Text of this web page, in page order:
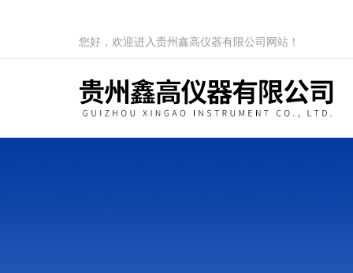
您好，欢迎进入贵州鑫高仪器有限公司网站！